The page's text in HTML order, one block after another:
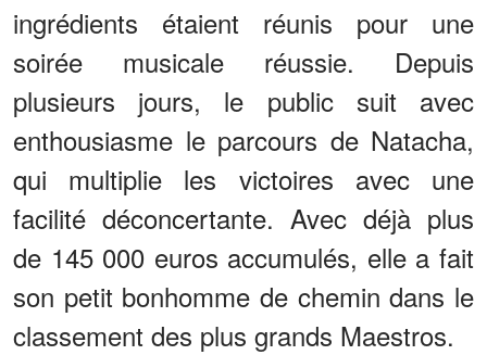
ingrédients étaient réunis pour une
soirée musicale réussie. Depuis
plusieurs jours, le public suit avec
enthousiasme le parcours de Natacha,
qui multiplie les victoires avec une
facilité déconcertante. Avec déjà plus
de 145 000 euros accumulés, elle a fait
son petit bonhomme de chemin dans le
classement des plus grands Maestros.